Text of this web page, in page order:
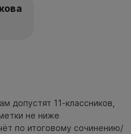
допустят 11-классников,
не ниже
по итоговому сочинению/